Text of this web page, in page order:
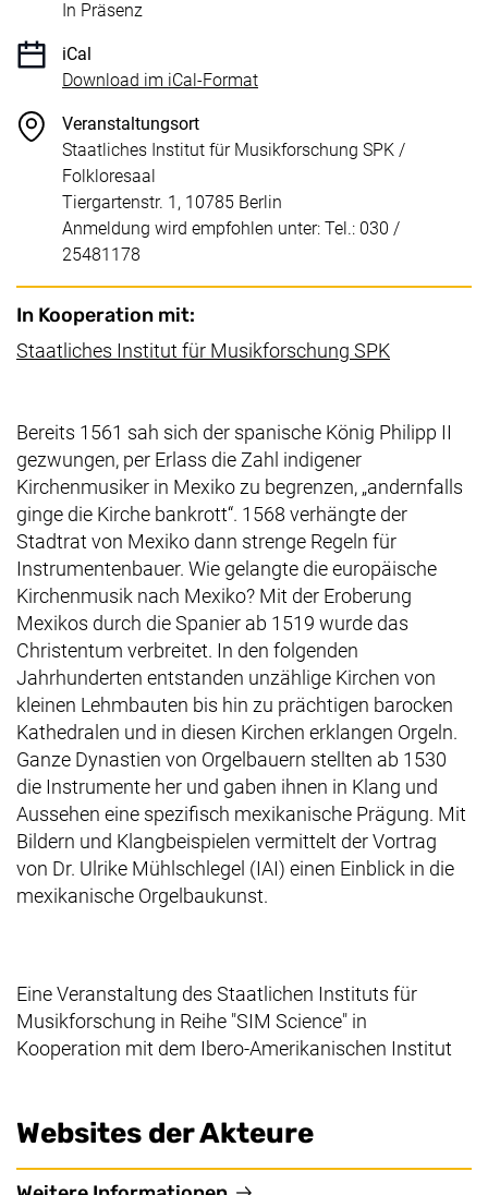
In Präsenz
iCal
Download im iCal-Format, 1 KB (öffnet neues Fenster)
Veranstaltungsort
Staatliches Institut für Musikforschung SPK /
Folkloresaal
Tiergartenstr. 1, 10785 Berlin
Anmeldung wird empfohlen unter: Tel.: 030 /
25481178
In Kooperation mit:
Staatliches Institut für Musikforschung SPK(externer
Bereits 1561 sah sich der spanische König Philipp II
gezwungen, per Erlass die Zahl indigener
Kirchenmusiker in Mexiko zu begrenzen, „andernfalls
ginge die Kirche bankrott“. 1568 verhängte der
Stadtrat von Mexiko dann strenge Regeln für
Instrumentenbauer. Wie gelangte die europäische
Kirchenmusik nach Mexiko? Mit der Eroberung
Mexikos durch die Spanier ab 1519 wurde das
Christentum verbreitet. In den folgenden
Jahrhunderten entstanden unzählige Kirchen von
kleinen Lehmbauten bis hin zu prächtigen barocken
Kathedralen und in diesen Kirchen erklangen Orgeln.
Ganze Dynastien von Orgelbauern stellten ab 1530
die Instrumente her und gaben ihnen in Klang und
Aussehen eine spezifisch mexikanische Prägung. Mit
Bildern und Klangbeispielen vermittelt der Vortrag
von Dr. Ulrike Mühlschlegel (IAI) einen Einblick in die
mexikanische Orgelbaukunst.
Eine Veranstaltung des Staatlichen Instituts für
Musikforschung in Reihe "SIM Science" in
Kooperation mit dem Ibero-Amerikanischen Institut
Websites der Akteure